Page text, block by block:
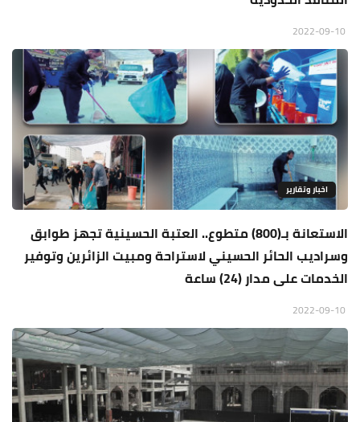
اخبار وتقارير
الاستعانة بـ(800) متطوع.. العتبة الحسينية تجهز طوابق
وسراديب الحائر الحسيني لاستراحة ومبيت الزائرين وتوفير
الخدمات على مدار (24) ساعة